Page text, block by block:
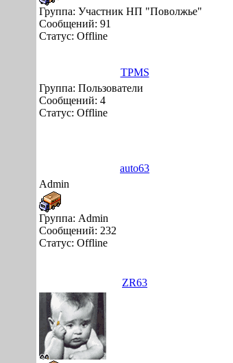
Группа: Участник НП "Поволжье"
Сообщений: 91
Статус: Offline
TPMS
Группа: Пользователи
Сообщений: 4
Статус: Offline
auto63
Admin
Группа: Аdmin
Сообщений: 232
Статус: Offline
ZR63